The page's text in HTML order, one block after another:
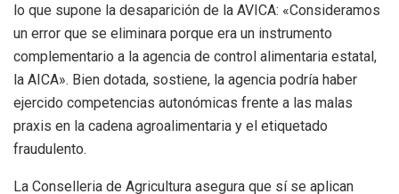
lo que supone la desaparición de la AVICA: «Consideramos
un error que se eliminara porque era un instrumento
complementario a la agencia de control alimentaria estatal,
la AICA». Bien dotada, sostiene, la agencia podría haber
ejercido competencias autonómicas frente a las malas
praxis en la cadena agroalimentaria y el etiquetado
fraudulento.
La Conselleria de Agricultura asegura que sí se aplican